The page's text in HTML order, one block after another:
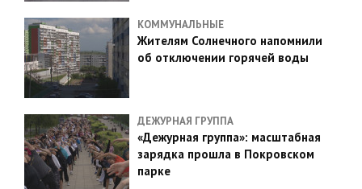
КОММУНАЛЬНЫЕ
Жителям Солнечного напомнили
об отключении горячей воды
ДЕЖУРНАЯ ГРУППА
«Дежурная группа»: масштабная
зарядка прошла в Покровском
парке